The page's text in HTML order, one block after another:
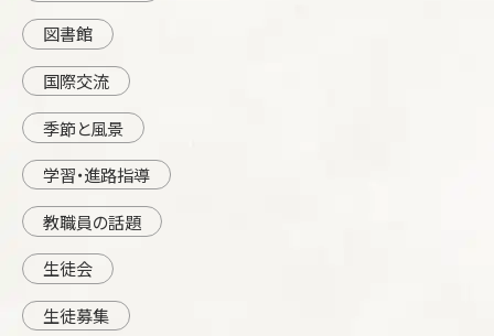
図書館
国際交流
季節と風景
学習・進路指導
教職員の話題
生徒会
生徒募集